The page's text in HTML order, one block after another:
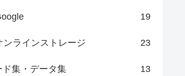
19
ンラインストレージ 23
ド集・データ集 13